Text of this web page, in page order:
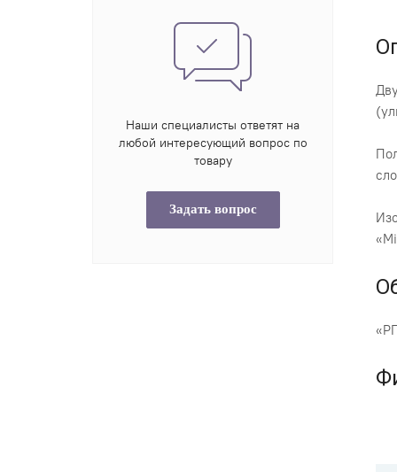
Наши специалисты ответят на
любой интересующий вопрос по
товару
Задать вопрос